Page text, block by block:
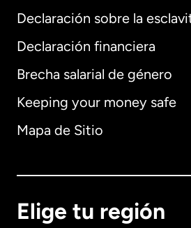
Declaración sobre la
Declaración financiera
Brecha salarial de género
Keeping your money safe
Mapa de Sitio
Elige tu región
Internacional
Alemania